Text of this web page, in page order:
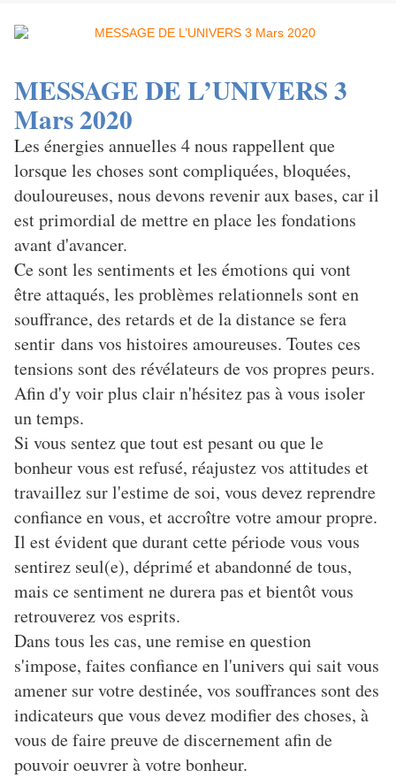
MESSAGE DE L’UNIVERS3
Mars 2020
Les énergies annuelles 4 nous rappellent que
lorsque les choses sont compliquées, bloquées,
douloureuses, nous devons revenir aux bases, car il
est primordial de mettre en place les fondations
avant d'avancer.
Ce sont les sentiments et les émotions qui vont
être attaqués, les problèmes relationnels sont en
souffrance, des retards et de la distance se fera
sentir dans vos histoires amoureuses. Toutes ces
tensions sont des révélateurs de vos propres peurs.
Afin d'y voir plus clair n'hésitez pas à vous isoler
un temps.
Si vous sentez que tout est pesant ou que le
bonheur vous est refusé, réajustez vos attitudes et
travaillez sur l'estime de soi, vous devez reprendre
confiance en vous, et accroître votre amour propre.
Il est évident que durant cette période vous vous
sentirez seul(e), déprimé et abandonné de tous,
mais ce sentiment ne durera pas et bientôt vous
retrouverez vos esprits.
Dans tous les cas, une remise en question
s'impose, faites confiance en l'univers qui sait vous
amener sur votre destinée, vos souffrances sont des
indicateurs que vous devez modifier des choses, à
vous de faire preuve de discernement afin de
pouvoir oeuvrer à votre bonheur.